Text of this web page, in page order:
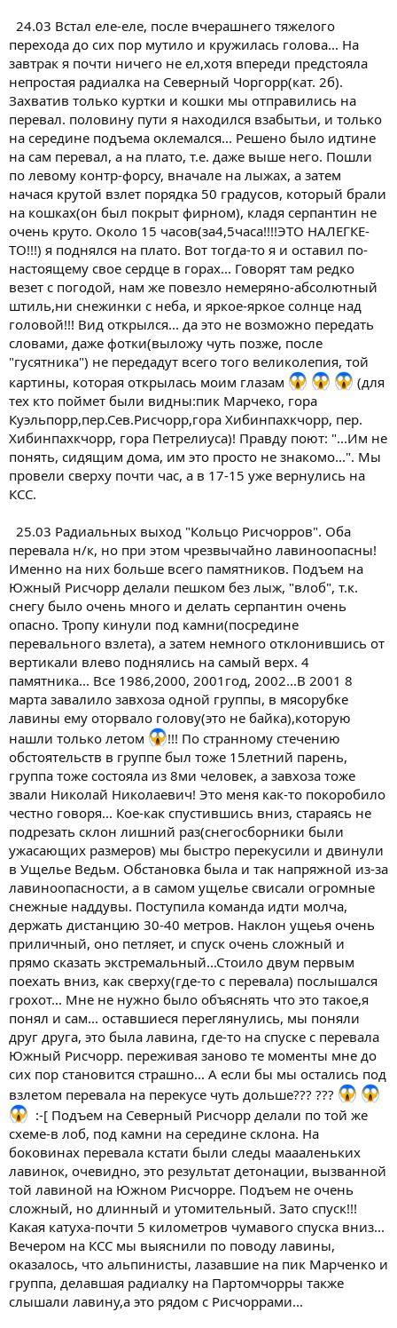
24.03 Встал еле-еле, после вчерашнего тяжелого
перехода до сих пор мутило и кружилась голова... На
завтрак я почти ничего не ел,хотя впереди предстояла
непростая радиалка на Северный Чоргорр(кат. 2б).
Захватив только куртки и кошки мы отправились на
перевал. половину пути я находился взабытьи, и только
на середине подъема оклемался... Решено было идтине
на сам перевал, а на плато, т.е. даже выше него. Пошли
по левому контр-форсу, вначале на лыжах, а затем
начася крутой взлет порядка 50 градусов, который брали
на кошках(он был покрыт фирном), кладя серпантин не
очень круто. Около 15 часов(за4,5часа!!!!ЭТО НАЛЕГКЕ-
ТО!!!) я поднялся на плато. Вот тогда-то я и оставил по-
настоящему свое сердце в горах... Говорят там редко
везет с погодой, нам же повезло немеряно-абсолютный
штиль,ни снежинки с неба, и яркое-яркое солнце над
головой!!! Вид открылся... да это не возможно передать
словами, даже фотки(выложу чуть позже, после
"гусятника") не передадут всего того великолепия, той
картины, которая открылась моим глазам
(для
тех кто поймет были видны:пик Марчеко, гора
Куэльпорр,пер.Сев.Рисчорр,гора Хибинпахкчорр, пер.
Хибинпахкчорр, гора Петрелиуса)! Правду поют: "...Им не
понять, сидящим дома, им это просто не знакомо...". Мы
провели сверху почти час, а в 17-15 уже вернулись на
КСС.
25.03 Радиальных выход "Кольцо Рисчорров". Оба
перевала н/к, но при этом чрезвычайно лавиноопасны!
Именно на них больше всего памятников. Подъем на
Южный Рисчорр делали пешком без лыж, "влоб", т.к.
снегу было очень много и делать серпантин очень
опасно. Тропу кинули под камни(посредине
перевального взлета), а затем немного отклонившись от
вертикали влево поднялись на самый верх. 4
памятника... Все 1986,2000, 2001год, 2002...В 2001 8
марта завалило завхоза одной группы, в мясорубке
лавины ему оторвало голову(это не байка),которую
нашли только летом
!!! По странному стечению
обстоятельств в группе был тоже 15летний парень,
группа тоже состояла из 8ми человек, а завхоза тоже
звали Николай Николаевич! Это меня как-то покоробило
честно говоря... Кое-как спустившись вниз, стараясь не
подрезать склон лишний раз(снегосборники были
ужасающих размеров) мы быстро перекусили и двинули
в Ущелье Ведьм. Обстановка была и так напряжной из-за
лавиноопасности, а в самом ущелье свисали огромные
снежные наддувы. Поступила команда идти молча,
держать дистанцию 30-40 метров. Наклон ущеья очень
приличный, оно петляет, и спуск очень сложный и
прямо сказать экстремальный...Стоило двум первым
поехать вниз, как сверху(где-то с перевала) послышался
грохот... Мне не нужно было объяснять что это такое,я
понял и сам... оставшиеся переглянулись, мы поняли
друг друга, это была лавина, где-то на спуске с перевала
Южный Рисчорр. переживая заново те моменты мне до
сих пор становится страшно... А если бы мы остались под
взлетом перевала на перекусе чуть дольше??? ???
:-[ Подъем на Северный Рисчорр делали по той же
схеме-в лоб, под камни на середине склона. На
боковинах перевала кстати были следы маааленьких
лавинок, очевидно, это результат детонации, вызванной
той лавиной на Южном Рисчорре. Подъем не очень
сложный, но длинный и утомительный. Зато спуск!!!
Какая катуха-почти 5 километров чумавого спуска вниз...
Вечером на КСС мы выяснили по поводу лавины,
оказалось, что альпинисты, лазавшие на пик Марченко и
группа, делавшая радиалку на Партомчорры также
слышали лавину,а это рядом с Рисчоррами...